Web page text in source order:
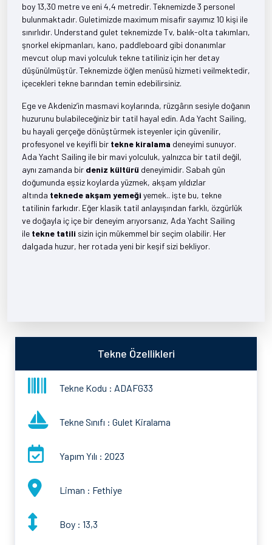
boy 13,30 metre ve eni 4,4 metredir. Teknemizde 3 personel
bulunmaktadır. Guletimizde maximum misafir sayımız 10 kişi ile
sınırlıdır. Understand gulet teknemizde Tv, balık-olta takımları,
şnorkel ekipmanları, kano, paddleboard gibi donanımlar
mevcut olup mavi yolculuk tekne tatiliniz için her detay
düşünülmüştür. Teknemizde öğlen menüsü hizmeti veilmektedir,
içecekleri tekne barından temin edebilirsiniz.
Ege ve Akdeniz’in masmavi koylarında, rüzgârın sesiyle doğanın
huzurunu bulabileceğiniz bir tatil hayal edin. Ada Yacht Sailing,
bu hayali gerçeğe dönüştürmek isteyenler için güvenilir,
profesyonel ve keyifli bir tekne kiralama deneyimi sunuyor.
Ada Yacht Sailing ile bir mavi yolculuk, yalnızca bir tatil değil,
aynı zamanda bir deniz kültürü deneyimidir. Sabah gün
doğumunda eşsiz koylarda yüzmek, akşam yıldızlar
altında teknede akşam yemeği yemek.. işte bu, tekne
tatilinin farkıdır. Eğer klasik tatil anlayışından farklı, özgürlük
ve doğayla iç içe bir deneyim arıyorsanız, Ada Yacht Sailing
ile tekne tatili sizin için mükemmel bir seçim olabilir. Her
dalgada huzur, her rotada yeni bir keşif sizi bekliyor.
Tekne Özellikleri
Tekne Kodu : ADAFG33
Tekne Sınıfı : Gulet Kiralama
Yapım Yılı : 2023
Liman : Fethiye
Boy : 13,3